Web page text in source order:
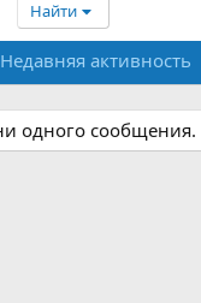
Найти
Недавняя активность
одного сообщения.